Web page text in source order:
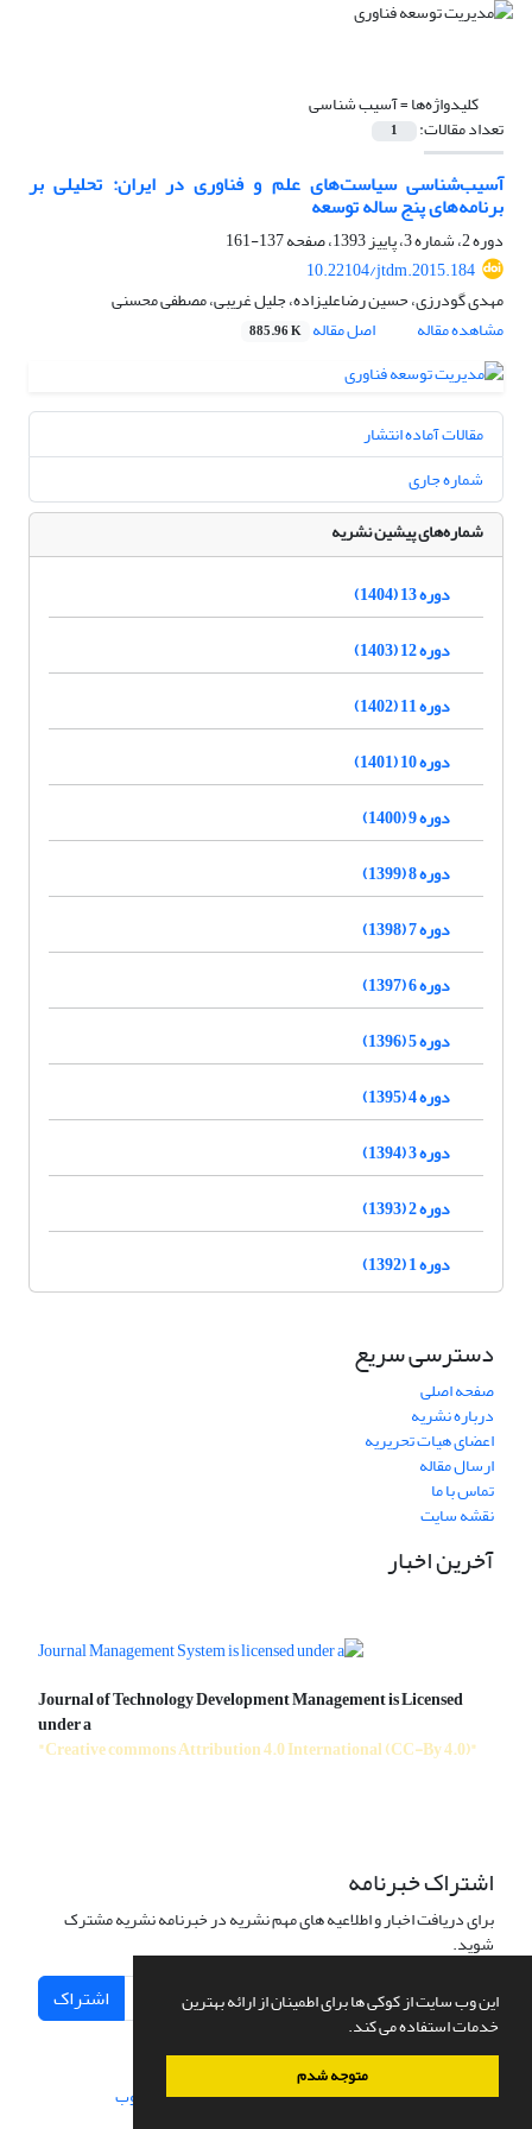
این وب سایت از کوکی ها برای اطمینان از ارائه بهترین
خدمات استفاده می کند.
متوجه شدم
کلیدواژه‌ها =آسیب شناسی
تعداد مقالات: 1
آسیب‌شناسی سیاست‌های علم و فناوری در ایران: تحلیلی بر
برنامه‌های پنج ساله توسعه
دوره 2، شماره 3، پاییز 1393، صفحه
137-161
10.22104/jtdm.2015.184
مهدی گودرزی، حسین رضاعلیزاده، جلیل غریبی، مصطفی محسنی
مشاهده مقاله
اصل مقاله 885.96 K
مقالات آماده انتشار
شماره جاری
شماره‌های پیشین نشریه
دوره 13 (1404)
دوره 12 (1403)
دوره 11 (1402)
دوره 10 (1401)
دوره 9 (1400)
دوره 8 (1399)
دوره 7 (1398)
دوره 6 (1397)
دوره 5 (1396)
دوره 4 (1395)
دوره 3 (1394)
دوره 2 (1393)
دوره 1 (1392)
دسترسی سریع
صفحه اصلی
درباره نشریه
اعضای هیات تحریریه
ارسال مقاله
تماس با ما
نقشه سایت
آخرین اخبار
Journal of Technology Development Management is Licensed
under a
"Creative commons Attribution 4.0 International (CC-By 4.0)"
اشتراک خبرنامه
برای دریافت اخبار و اطلاعیه های مهم نشریه در خبرنامه نشریه مشترک
شوید.
اشتراک
سامانه مدیریت نشریات علمی.طراحی و پیاده سازی از سیناوب